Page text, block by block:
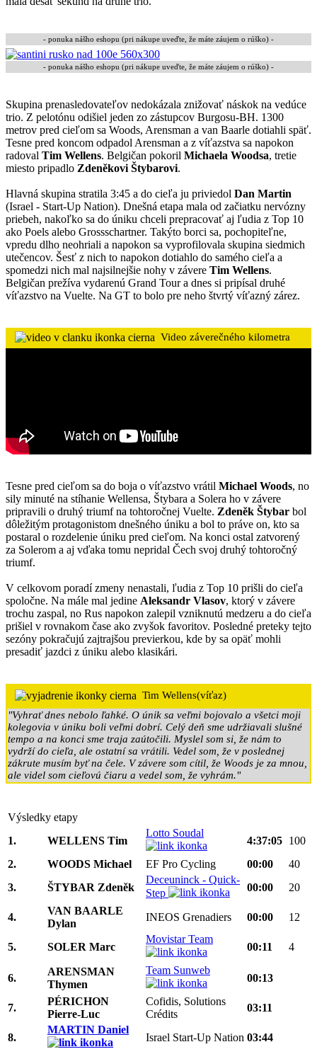
- ponuka nášho eshopu (pri nákupe uveďte, že máte záujem o rúško) -
- ponuka nášho eshopu (pri nákupe uveďte, že máte záujem o rúško) -
Skupina prenasledovateľov nedokázala znižovať náskok na vedúce
trio. Z pelotónu odišiel jeden zo zástupcov Burgosu-BH. 1300
metrov pred cieľom sa Woods, Arensman a van Baarle dotiahli späť.
Tesne pred koncom odpadol Arensman a z víťazstva sa napokon
radoval Tim Wellens. Belgičan pokoril Michaela Woodsa, tretie
miesto pripadlo Zdeněkovi Štybarovi.
Hlavná skupina stratila 3:45 a do cieľa ju priviedol Dan Martin
(Israel - Start-Up Nation). Dnešná etapa mala od začiatku nervózny
priebeh, nakoľko sa do úniku chceli prepracovať aj ľudia z Top 10
ako Poels alebo Grossschartner. Takýto borci sa, pochopiteľne,
vpredu dlho neohriali a napokon sa vyprofilovala skupina siedmich
utečencov. Šesť z nich to napokon dotiahlo do samého cieľa a
spomedzi nich mal najsilnejšie nohy v závere Tim Wellens.
Belgičan prežíva vydarenú Grand Tour a dnes si pripísal druhé
víťazstvo na Vuelte. Na GT to bolo pre neho štvrtý víťazný zárez.
Video záverečného kilometra
Tesne pred cieľom sa do boja o víťazstvo vrátil Michael Woods, no
sily minuté na stíhanie Wellensa, Štybara a Solera ho v závere
pripravili o druhý triumf na tohtoročnej Vuelte. Zdeněk Štybar bol
dôležitým protagonistom dnešného úniku a bol to práve on, kto sa
postaral o rozdelenie úniku pred cieľom. Na konci ostal zatvorený
za Solerom a aj vďaka tomu nepridal Čech svoj druhý tohtoročný
triumf.
V celkovom poradí zmeny nenastali, ľudia z Top 10 prišli do cieľa
spoločne. Na mále mal jedine Aleksandr Vlasov, ktorý v závere
trochu zaspal, no Rus napokon zalepil vzniknutú medzeru a do cieľa
prišiel v rovnakom čase ako zvyšok favoritov. Posledné preteky tejto
sezóny pokračujú zajtrajšou previerkou, kde by sa opäť mohli
presadiť jazdci z úniku alebo klasikári.
Tim Wellens(víťaz)
"Vyhrať dnes nebolo ľahké. O únik sa veľmi bojovalo a všetci moji
kolegovia v úniku boli veľmi dobrí. Celý deň sme udržiavali slušné
tempo a na konci sme traja zaútočili. Myslel som si, že nám to
vydrží do cieľa, ale ostatní sa vrátili. Vedel som, že v poslednej
zákrute musím byť na čele. V závere som cítil, že Woods je za mnou,
ale videl som cieľovú čiaru a vedel som, že vyhrám."
Výsledky etapy
1.
WELLENS Tim
Lotto Soudal
4:37:05 100
2.
WOODS Michael EF Pro Cycling 00:00
40
3.
ŠTYBAR Zdeněk
Deceuninck - Quick-
Step
00:00 20
4.
VAN BAARLE
Dylan
INEOS Grenadiers 00:00 12
5. SOLER Marc
Movistar Team
00:11 4
6.
ARENSMAN
Thymen
Team Sunweb
00:13
7.
PÉRICHON
Pierre-Luc
Cofidis, Solutions
Crédits
03:11
8.
MARTIN Daniel
Israel Start-Up Nation 03:44